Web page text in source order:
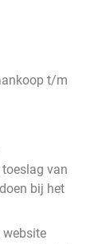
t/m
van
bij het
website